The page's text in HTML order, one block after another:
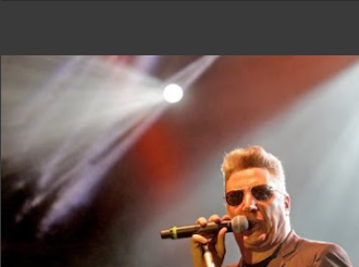
t
a
d
a